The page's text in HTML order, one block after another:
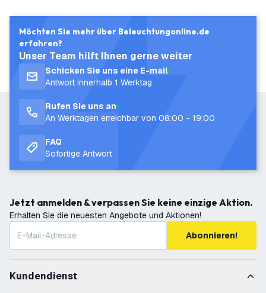
Möchten Sie mehr über Beleuchtungonline.de
erfahren?
Unser Team hilft Ihnen gerne weiter
Schicken Sie uns eine E-mail
Antwort innerhalb 1 Werktag
Rufen Sie uns an
An Werktagen erreichbar von 08:00 - 19:00
FAQ
Sofortige Antwort
Jetzt anmelden & verpassen Sie keine einzige Aktion.
Erhalten Sie die neuesten Angebote und Aktionen!
Abonnieren!
Kundendienst